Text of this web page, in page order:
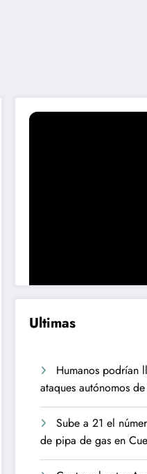
Ultimas
Humanos podrían
ataques autónomos
Sube a 21 el
de pipa de gas en